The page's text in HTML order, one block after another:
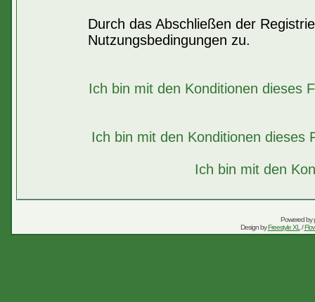
Durch das Abschließen der
Nutzungsbedingungen zu.
Ich bin mit den Konditionen dieses
Ich bin mit den Konditionen dieses
Ich bin mit den
Powered by
Design byFreestyle XL /